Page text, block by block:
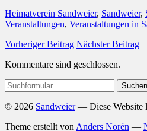
Heimatverein Sandweier, Sandweier,
Veranstaltungen, Veranstaltungen in
Vorheriger Beitrag Nächster Beitrag
Kommentare sind geschlossen.
Suchen
nach:
© 2026 Sandweier— Diese Website
Theme erstellt von Anders Norén —